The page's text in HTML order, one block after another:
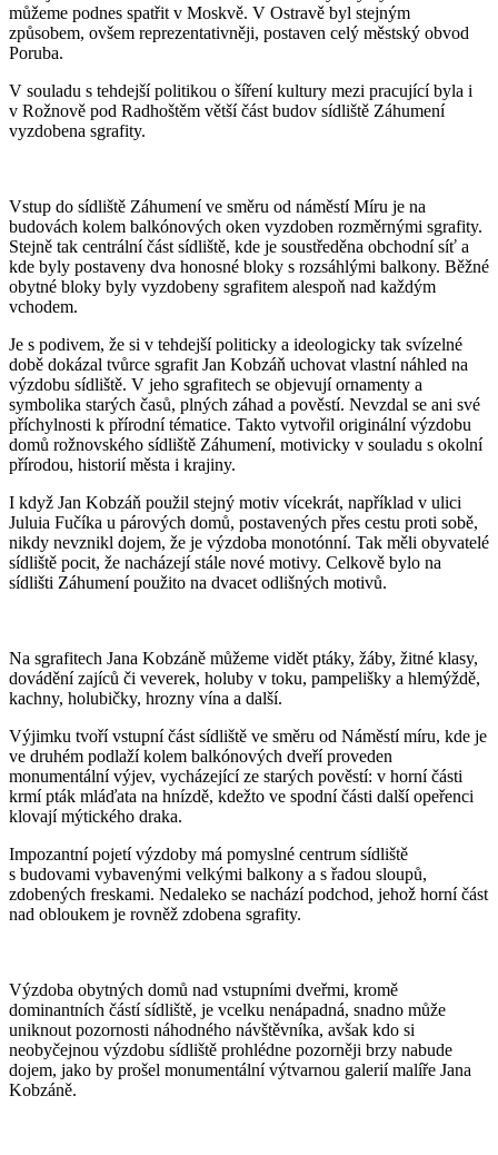
můžeme podnes spatřit v Moskvě. V Ostravě byl stejným
způsobem, ovšem reprezentativněji, postaven celý městský obvod
Poruba.
V souladu s tehdejší politikou o šíření kultury mezi pracující byla i
v Rožnově pod Radhoštěm větší část budov sídliště Záhumení
vyzdobena sgrafity.
Vstup do sídliště Záhumení ve směru od náměstí Míru je na
budovách kolem balkónových oken vyzdoben rozměrnými sgrafity.
Stejně tak centrální část sídliště, kde je soustředěna obchodní síť a
kde byly postaveny dva honosné bloky s rozsáhlými balkony. Běžné
obytné bloky byly vyzdobeny sgrafitem alespoň nad každým
vchodem.
Je s podivem, že si v tehdejší politicky a ideologicky tak svízelné
době dokázal tvůrce sgrafit Jan Kobzáň uchovat vlastní náhled na
výzdobu sídliště. V jeho sgrafitech se objevují ornamenty a
symbolika starých časů, plných záhad a pověstí. Nevzdal se ani své
příchylnosti k přírodní tématice. Takto vytvořil originální výzdobu
domů rožnovského sídliště Záhumení, motivicky v souladu s okolní
přírodou, historií města i krajiny.
I když Jan Kobzáň použil stejný motiv vícekrát, například v ulici
Juluia Fučíka u párových domů, postavených přes cestu proti sobě,
nikdy nevznikl dojem, že je výzdoba monotónní. Tak měli obyvatelé
sídliště pocit, že nacházejí stále nové motivy. Celkově bylo na
sídlišti Záhumení použito na dvacet odlišných motivů.
Na sgrafitech Jana Kobzáně můžeme vidět ptáky, žáby, žitné klasy,
dovádění zajíců či veverek, holuby v toku, pampelišky a hlemýždě,
kachny, holubičky, hrozny vína a další.
Výjimku tvoří vstupní část sídliště ve směru od Náměstí míru, kde je
ve druhém podlaží kolem balkónových dveří proveden
monumentální výjev, vycházející ze starých pověstí: v horní části
krmí pták mláďata na hnízdě, kdežto ve spodní části další opeřenci
klovají mýtického draka.
Impozantní pojetí výzdoby má pomyslné centrum sídliště
s budovami vybavenými velkými balkony a s řadou sloupů,
zdobených freskami. Nedaleko se nachází podchod, jehož horní část
nad obloukem je rovněž zdobena sgrafity.
Výzdoba obytných domů nad vstupními dveřmi, kromě
dominantních částí sídliště, je vcelku nenápadná, snadno může
uniknout pozornosti náhodného návštěvníka, avšak kdo si
neobyčejnou výzdobu sídliště prohlédne pozorněji brzy nabude
dojem, jako by prošel monumentální výtvarnou galerií malíře Jana
Kobzáně.